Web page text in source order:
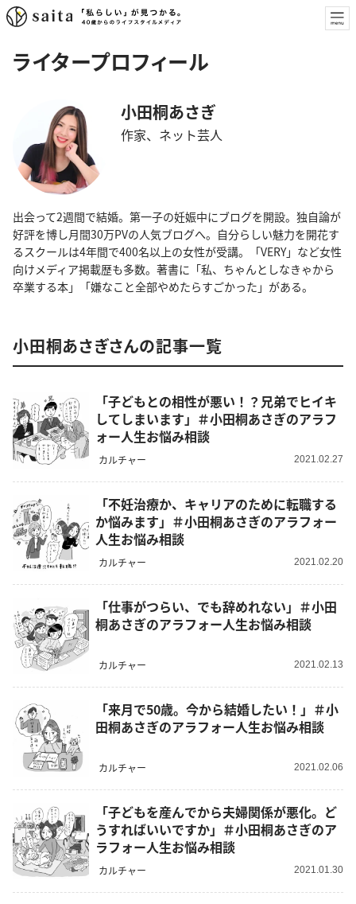
ライタープロフィール
小田桐あさぎ
作家、ネット芸人
出会って2週間で結婚。第一子の妊娠中にブログを開設。独自論が
好評を博し月間30万PVの人気ブログへ。自分らしい魅力を開花す
るスクールは4年間で400名以上の女性が受講。「VERY」など女性
向けメディア掲載歴も多数。著書に「私、ちゃんとしなきゃから
卒業する本」「嫌なこと全部やめたらすごかった」がある。
小田桐あさぎさんの記事一覧
「子どもとの相性が悪い！？兄弟でヒイキ
してしまいます」＃小田桐あさぎのアラフ
ォー人生お悩み相談
カルチャー 2021.02.27
「不妊治療か、キャリアのために転職する
か悩みます」＃小田桐あさぎのアラフォー
人生お悩み相談
カルチャー 2021.02.20
「仕事がつらい、でも辞めれない」＃小田
桐あさぎのアラフォー人生お悩み相談
カルチャー 2021.02.13
「来月で50歳。今から結婚したい！」＃小
田桐あさぎのアラフォー人生お悩み相談
カルチャー 2021.02.06
「子どもを産んでから夫婦関係が悪化。ど
うすればいいですか」＃小田桐あさぎのア
ラフォー人生お悩み相談
カルチャー 2021.01.30